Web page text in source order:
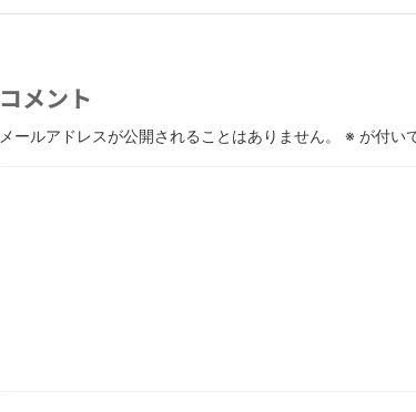
コメント
メールアドレスが公開されることはありません。 ※ が付い